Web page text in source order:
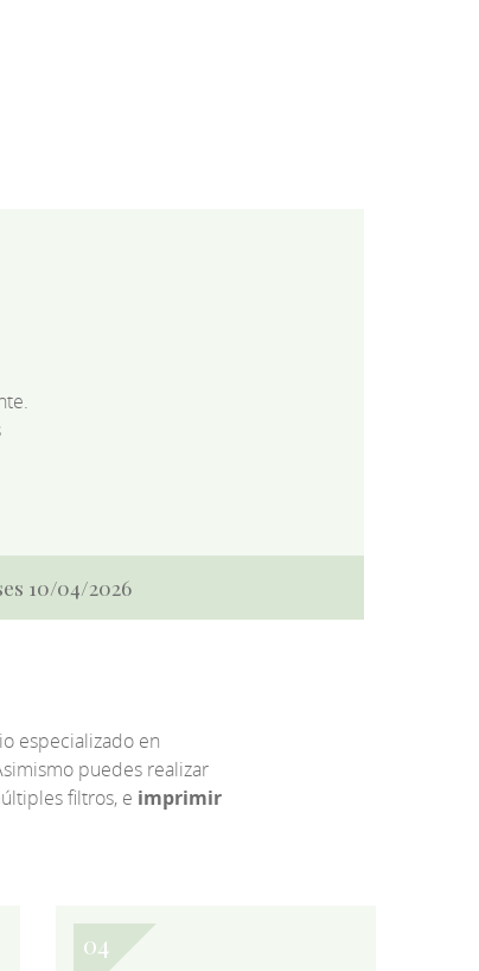
10/04/2026
especializado en
puedes realizar
filtros, e imprimir